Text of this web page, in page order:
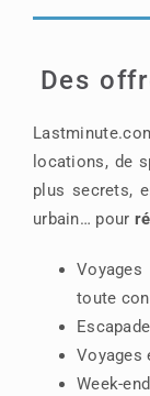
Des
locations, de
plus secrets,
urbain… pour
toute
Voyages
Week-